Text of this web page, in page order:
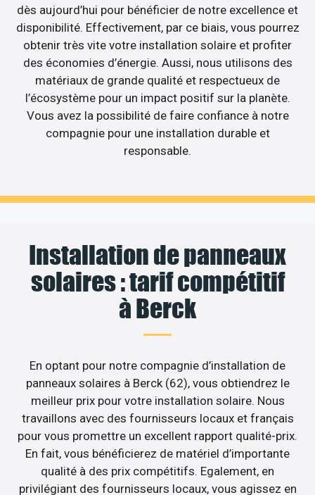
dès aujourd’hui pour bénéficier de notre excellence et
disponibilité. Effectivement, par ce biais, vous pourrez
obtenir très vite votre installation solaire et profiter
des économies d’énergie. Aussi, nous utilisons des
matériaux de grande qualité et respectueux de
l’écosystème pour un impact positif sur la planète.
Vous avez la possibilité de faire confiance à notre
compagnie pour une installation durable et
responsable.
Installation de panneaux
solaires : tarif compétitif
à Berck
En optant pour notre compagnie d’installation de
panneaux solaires à Berck (62), vous obtiendrez le
meilleur prix pour votre installation solaire. Nous
travaillons avec des fournisseurs locaux et français
pour vous promettre un excellent rapport qualité-prix.
En fait, vous bénéficierez de matériel d’importante
qualité à des prix compétitifs. Egalement, en
privilégiant des fournisseurs locaux, vous agissez en